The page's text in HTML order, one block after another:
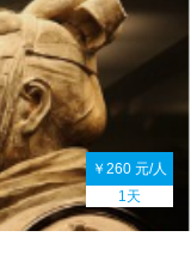
￥260 元/人
1天